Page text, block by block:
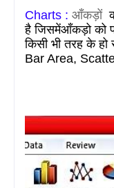
Charts : आँकड़ों
हैजिसमेंआँकड़ोको
किसी भी तरह के
Bar Area,